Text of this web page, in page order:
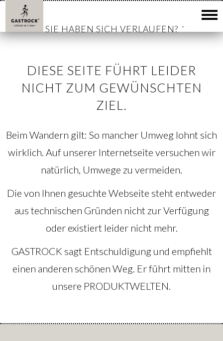
SIE HABEN SICH VERLAUFEN?
DIESE SEITE FÜHRT LEIDER
NICHT ZUM GEWÜNSCHTEN
ZIEL.
Beim Wandern gilt: So mancher Umweg lohnt sich
wirklich. Auf unserer Internetseite versuchen wir
natürlich, Umwege zu vermeiden.
Die von Ihnen gesuchte Webseite steht entweder
aus technischen Gründen nicht zur Verfügung
oder existiert leider nicht mehr.
GASTROCK sagt Entschuldigung und empfiehlt
einen anderen schönen Weg. Er führt mitten in
unsere PRODUKTWELTEN